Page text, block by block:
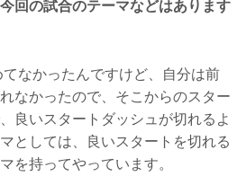
回の試合のテーマなどはあります
なかったんですけど、自分は前
なかったので、そこからのスター
良いスタートダッシュが切れるよ
としては、良いスタートを切れる
を持ってやっています。